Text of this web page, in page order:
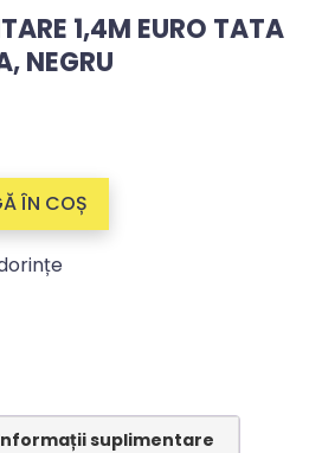
1,4M EURO TATA
NEGRU
ÎN COȘ
suplimentare